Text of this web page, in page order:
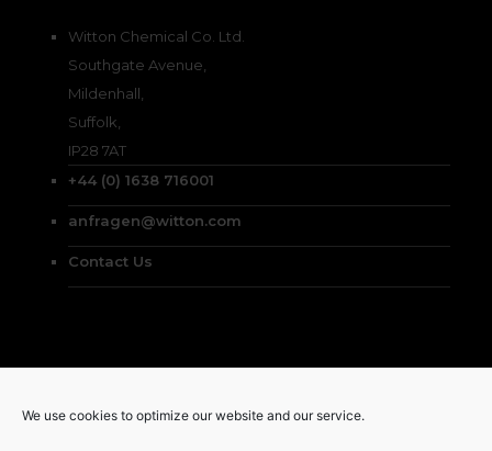
We use cookies to optimize our website and our service.
Witton Chemical Co. Ltd.
Southgate Avenue,
Mildenhall,
Suffolk,
IP28 7AT
+44 (0) 1638 716001
anfragen@witton.com
Contact Us